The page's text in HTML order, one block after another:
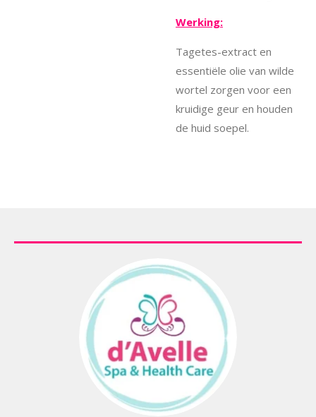
Werking:
Tagetes-extract en
essentiële olie van wilde
wortel zorgen voor een
kruidige geur en houden
de huid soepel.